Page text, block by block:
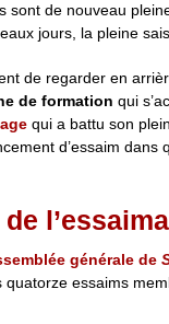
sont de nouveau
jours, la pleine
de regarder en
de formation qui
qui a battu son
d’essaim dans
générale de
essaims